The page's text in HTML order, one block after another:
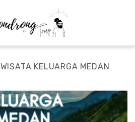
WISATA KELUARGA MEDAN